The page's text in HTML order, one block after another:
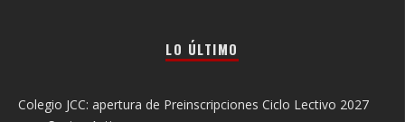
LO ÚLTIMO
Colegio JCC: apertura de Preinscripciones Ciclo Lectivo 2027